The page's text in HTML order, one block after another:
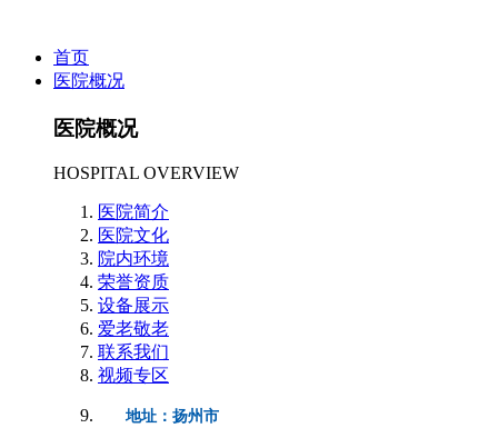
首页
医院概况
医院概况
HOSPITAL OVERVIEW
医院简介
医院文化
院内环境
荣誉资质
设备展示
爱老敬老
联系我们
视频专区
地址：扬州市